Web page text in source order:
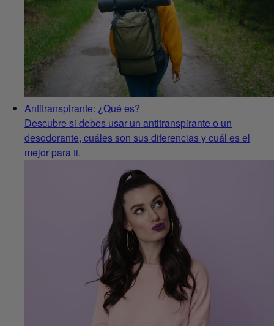
Antitranspirante: ¿Qué es?
Descubre si debes usar un antitranspirante o un
desodorante, cuáles son sus diferencias y cuál es el
mejor para ti.